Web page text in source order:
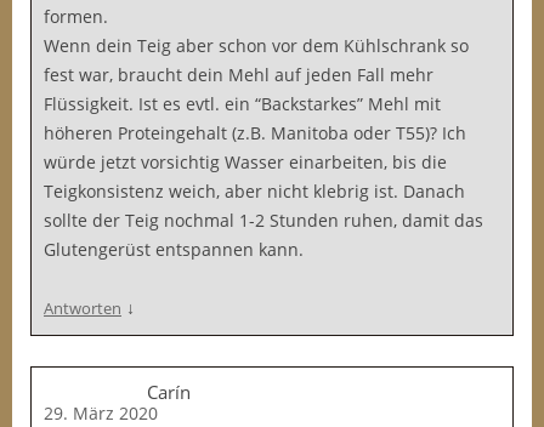
formen.
Wenn dein Teig aber schon vor dem Kühlschrank so
fest war, braucht dein Mehl auf jeden Fall mehr
Flüssigkeit. Ist es evtl. ein “Backstarkes” Mehl mit
höheren Proteingehalt (z.B. Manitoba oder T55)? Ich
würde jetzt vorsichtig Wasser einarbeiten, bis die
Teigkonsistenz weich, aber nicht klebrig ist. Danach
sollte der Teig nochmal 1-2 Stunden ruhen, damit das
Glutengerüst entspannen kann.
Antworten ↓
Carín
29. März 2020